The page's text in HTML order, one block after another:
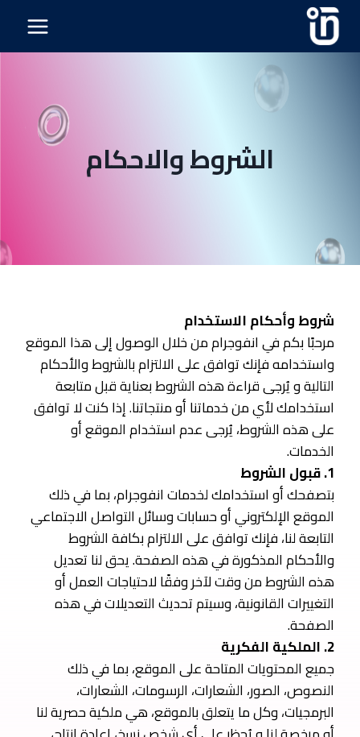
الشروط والاحكام
شروط وأحكام الاستخدام
مرحبًا بكم في انفوجرام من خلال الوصول إلى هذا الموقع
واستخدامه فإنك توافق على الالتزام بالشروط والأحكام
التالية و يُرجى قراءة هذه الشروط بعناية قبل متابعة
استخدامك لأي من خدماتنا أو منتجاتنا. إذا كنت لا توافق
على هذه الشروط، يُرجى عدم استخدام الموقع أو
الخدمات.
1. قبول الشروط
بتصفحك أو استخدامك لخدمات انفوجرام، بما في ذلك
الموقع الإلكتروني أو حسابات وسائل التواصل الاجتماعي
التابعة لنا، فإنك توافق على الالتزام بكافة الشروط
والأحكام المذكورة في هذه الصفحة. يحق لنا تعديل
هذه الشروط من وقت لآخر وفقًا لاحتياجات العمل أو
التغييرات القانونية، وسيتم تحديث التعديلات في هذه
الصفحة.
2. الملكية الفكرية
جميع المحتويات المتاحة على الموقع، بما في ذلك
النصوص، الصور، الشعارات، الرسومات، الشعارات،
البرمجيات، وكل ما يتعلق بالموقع، هي ملكية حصرية لنا